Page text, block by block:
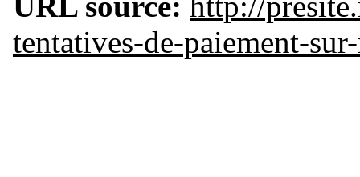
tentatives-de-paiement-